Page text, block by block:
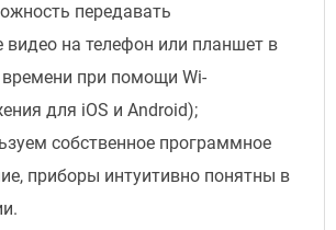
передавать
видео на телефон или планшет в
при помощи Wi-
для iOS и Android);
собственное программное
приборы интуитивно понятны в